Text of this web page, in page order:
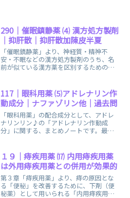
290｜催眠鎮静薬 ⑷ 漢方処方製剤
｜抑肝散｜抑肝散加陳皮半夏
「催眠鎮静薬」より、神経質・精神不
安・不眠などの漢方処方製剤のうち、名
前が似ている漢方薬を区別するための
117｜眼科用薬 ⑸アドレナリン作
動成分｜ナファゾリン他｜過去問
「眼科用薬」の配合成分として、アドレ
ナリンリン♪の「アドレナリン作動成
分」に関する、まとめノートです。最後
１９｜痔疾用薬 ⒄ 内用痔疾用薬
は外用痔疾用薬との併用が効果的
第３章「痔疾用薬」より、痔の原因とな
る「便秘」を改善するために、下剤（便
秘薬）として用いられる「内用痔疾用